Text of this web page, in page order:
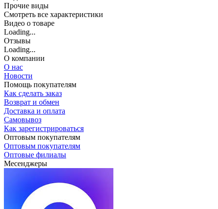
Прочие виды
Cмотреть все характеристики
Видео о товаре
Loading...
Отзывы
Loading...
О компании
О нас
Новости
Помощь покупателям
Как сделать заказ
Возврат и обмен
Доставка и оплата
Самовывоз
Как зарегистрироваться
Оптовым покупателям
Оптовым покупателям
Оптовые филиалы
Месенджеры